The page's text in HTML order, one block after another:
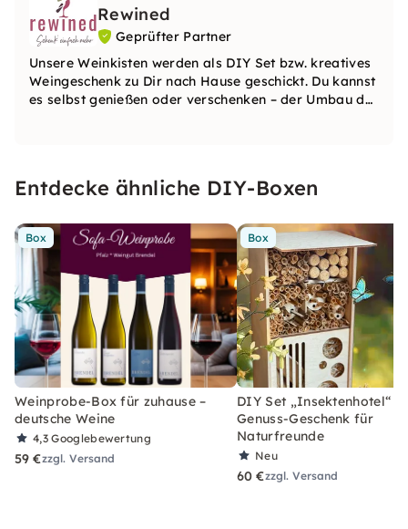
Rewined
Geprüfter Partner
Unsere Weinkisten werden als DIY Set bzw. kreatives
Weingeschenk zu Dir nach Hause geschickt. Du kannst
es selbst genießen oder verschenken – der Umbau der
Entdecke ähnliche DIY-Boxen
Box
Weinprobe-Box für zuhause –
deutsche Weine
4,3Googlebewertung
59 €zzgl. Versand
Box
DIY Set „Insektenhotel“ –
Genuss-Geschenk für
Naturfreunde
Neu
60 €zzgl. Versand